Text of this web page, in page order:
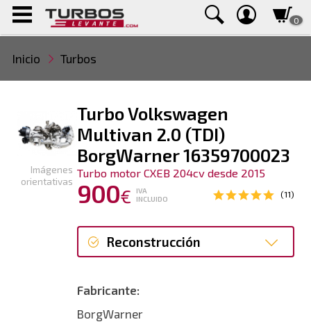
0
Inicio Turbos
Turbo Volkswagen
Multivan 2.0 (TDI)
BorgWarner 16359700023
Turbo motor CXEB 204cv desde 2015
900€
IVA
INCLUIDO
(11)
Reconstrucción
Fabricante:
BorgWarner
Imágenes
orientativas